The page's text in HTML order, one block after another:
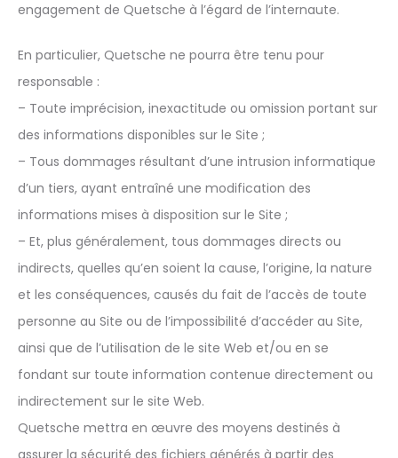
engagement de Quetsche à l’égard de l’internaute.
En particulier, Quetsche ne pourra être tenu pour
responsable :
– Toute imprécision, inexactitude ou omission portant sur
des informations disponibles sur le Site ;
– Tous dommages résultant d’une intrusion informatique
d’un tiers, ayant entraîné une modification des
informations mises à disposition sur le Site ;
– Et, plus généralement, tous dommages directs ou
indirects, quelles qu’en soient la cause, l’origine, la nature
et les conséquences, causés du fait de l’accès de toute
personne au Site ou de l’impossibilité d’accéder au Site,
ainsi que de l’utilisation de le site Web et/ou en se
fondant sur toute information contenue directement ou
indirectement sur le site Web.
Quetsche mettra en œuvre des moyens destinés à
assurer la sécurité des fichiers générés à partir des